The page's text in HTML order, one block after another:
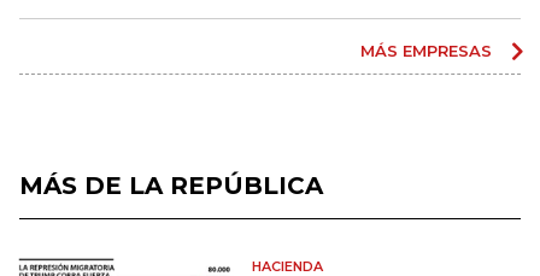
MÁS EMPRESAS
MÁS DE LA REPÚBLICA
HACIENDA